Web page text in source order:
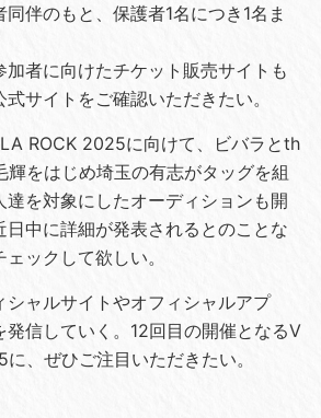
伴のもと、保護者1名につき1名ま
加者に向けたチケット販売サイトも
サイトをご確認いただきたい。
ROCK 2025に向けて、ビバラとth
をはじめ埼⽟の有志がタッグを組
達を対象にしたオーディションも開
⽇中に詳細が発表されるとのことな
ックして欲しい。
シャルサイトやオフィシャルアプ
発信していく。12回⽬の開催となるV
、ぜひご注⽬いただきたい。